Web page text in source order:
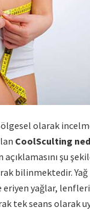
olarak
CoolSculting
açıklamasını şu
bilinmektedir.
yağlar,
tek seans olarak